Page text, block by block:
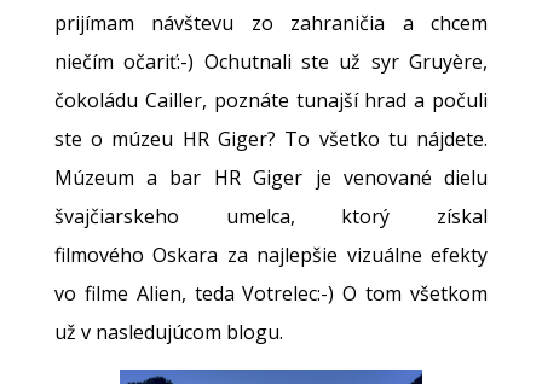
prijímam návštevu zo zahraničia a chcem
niečím očariť:-) Ochutnali ste už syr Gruyère,
čokoládu Cailler, poznáte tunajší hrad a počuli
ste o múzeu HR Giger? To všetko tu nájdete.
Múzeum a bar HR Giger je venované dielu
švajčiarskeho umelca, ktorý získal
filmového Oskara za najlepšie vizuálne efekty
vo filme Alien, teda Votrelec:-) O tom všetkom
už v nasledujúcom blogu.